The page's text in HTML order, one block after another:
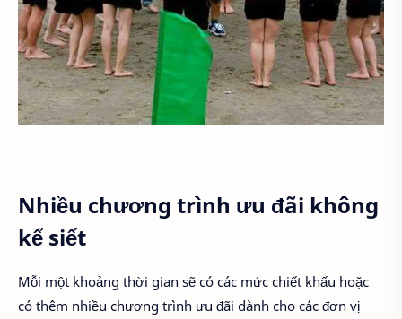
Nhiều chương trình ưu đãi không
kể siết
Mỗi một khoảng thời gian sẽ có các mức chiết khấu hoặc
có thêm nhiều chương trình ưu đãi dành cho các đơn vị